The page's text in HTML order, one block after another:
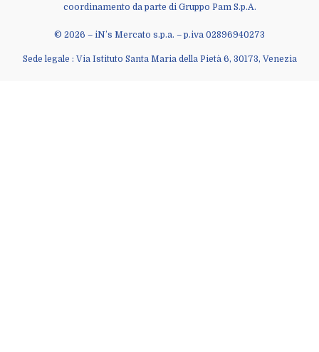
© 2026 – iN’s Mercato s.p.a. – p.iva 02896940273
Sede legale : Via Istituto Santa Maria della Pietà 6, 30173, Venezia
coordinamento da parte di Gruppo Pam S.p.A.